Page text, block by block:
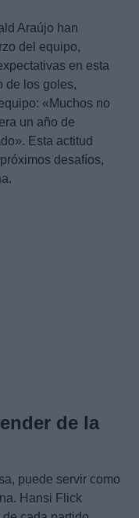
Araújo han
del equipo,
en esta
de los goles,
«Muchos no
un año de
Esta actitud
desafíos,
de la
puede servir como
Hansi Flick